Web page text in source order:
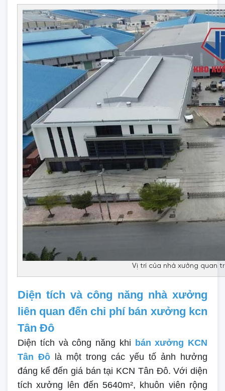
Vị trí của nhà xưởng quan
Diện tích và công năng nhà xưởng
liên quan đến chi phí bán xưởng kcn
Tân Đô
Diện tích và công năng khi bán xưởng KCN
Tân Đô là một trong các yếu tố ảnh hưởng
đáng kể đến giá bán tại KCN Tân Đô. Với diện
tích xưởng lên đến 5640m², khuôn viên rộng